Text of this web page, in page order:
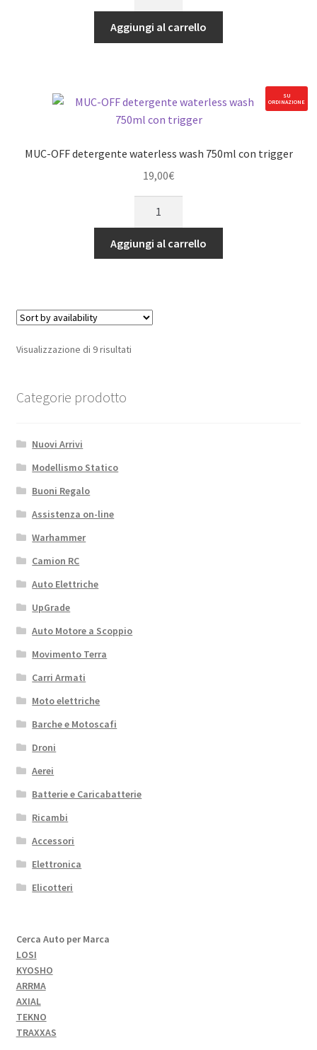
detergente
foam
quantità
Aggiungi al carrello
SU
ORDINAZIONE
MUC-OFF detergente waterless wash 750ml con trigger
19,00€
detergente
waterless
con
trigger
Aggiungi al carrello
Visualizzazione di 9 risultati
Categorie prodotto
Nuovi Arrivi
Modellismo Statico
Buoni Regalo
Assistenza on-line
Warhammer
Camion RC
Auto Elettriche
UpGrade
Auto Motore a Scoppio
Movimento Terra
Carri Armati
Moto elettriche
Barche e Motoscafi
Droni
Aerei
Batterie e Caricabatterie
Ricambi
Accessori
Elettronica
Elicotteri
Cerca Auto per Marca
LOSI
KYOSHO
ARRMA
AXIAL
TEKNO
TRAXXAS